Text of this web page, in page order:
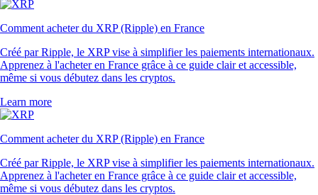
Comment acheter du XRP (Ripple) en France
Créé par Ripple, le XRP vise à simplifier les paiements internationaux.
Apprenez à l'acheter en France grâce à ce guide clair et accessible,
même si vous débutez dans les cryptos.
Learn more
Comment acheter du XRP (Ripple) en France
Créé par Ripple, le XRP vise à simplifier les paiements internationaux.
Apprenez à l'acheter en France grâce à ce guide clair et accessible,
même si vous débutez dans les cryptos.